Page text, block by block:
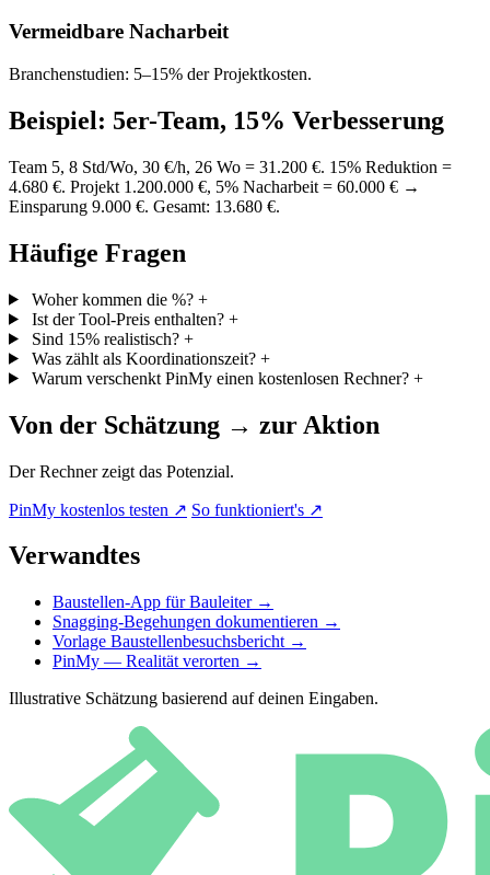
Vermeidbare Nacharbeit
Branchenstudien: 5–15% der Projektkosten.
Beispiel: 5er-Team, 15% Verbesserung
Team 5, 8 Std/Wo, 30 €/h, 26 Wo = 31.200 €. 15% Reduktion =
4.680 €. Projekt 1.200.000 €, 5% Nacharbeit = 60.000 € →
Einsparung 9.000 €. Gesamt: 13.680 €.
Häufige Fragen
Woher kommen die %? +
Ist der Tool-Preis enthalten? +
Sind 15% realistisch? +
Was zählt als Koordinationszeit? +
Warum verschenkt PinMy einen kostenlosen Rechner? +
Von der Schätzung → zur Aktion
Der Rechner zeigt das Potenzial.
PinMy kostenlos testen ↗ So funktioniert's ↗
Verwandtes
Baustellen-App für Bauleiter →
Snagging-Begehungen dokumentieren →
Vorlage Baustellenbesuchsbericht →
PinMy — Realität verorten →
Illustrative Schätzung basierend auf deinen Eingaben.